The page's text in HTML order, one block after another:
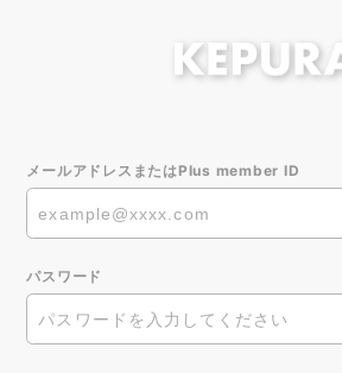
メールアドレスまたはPlus member ID
パスワード